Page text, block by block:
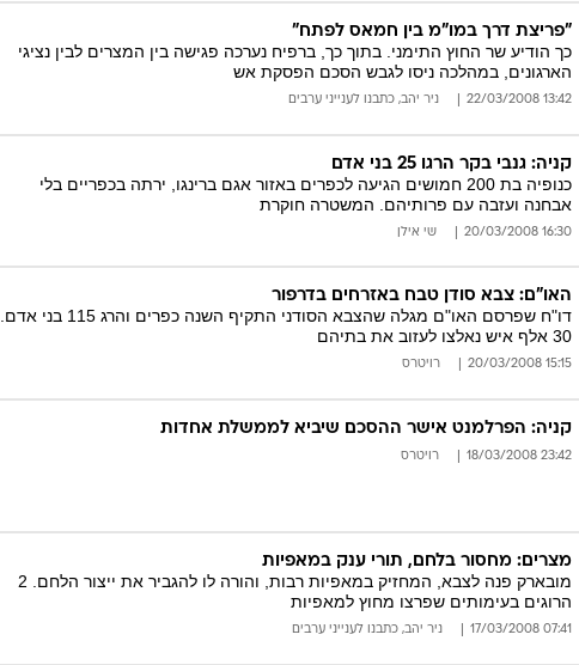
"פריצת דרך במו"מ בין חמאס לפתח"
כך הודיע שר החוץ התימני. בתוך כך, ברפיח נערכה פגישה בין המצרים לבין נציגי
הארגונים, במהלכה ניסו לגבש הסכם הפסקת אש
13:42 22/03/2008 ניר יהב, כתבנו לענייני ערבים
קניה: גנבי בקר הרגו 25 בני אדם
כנופיה בת 200 חמושים הגיעה לכפרים באזור אגם ברינגו, ירתה בכפריים בלי
אבחנה ועזבה עם פרותיהם. המשטרה חוקרת
16:30 20/03/2008 שי אילן
האו"ם: צבא סודן טבח באזרחים בדרפור
דו"ח שפרסם האו"ם מגלה שהצבא הסודני התקיף השנה כפרים והרג 115 בני אדם.
30 אלף איש נאלצו לעזוב את בתיהם
15:15 20/03/2008 רויטרס
קניה: הפרלמנט אישר ההסכם שיביא לממשלת אחדות
23:42 18/03/2008 רויטרס
מצרים: מחסור בלחם, תורי ענק במאפיות
מובארק פנה לצבא, המחזיק במאפיות רבות, והורה לו להגביר את ייצור הלחם. 2
הרוגים בעימותים שפרצו מחוץ למאפיות
07:41 17/03/2008 ניר יהב, כתבנו לענייני ערבים